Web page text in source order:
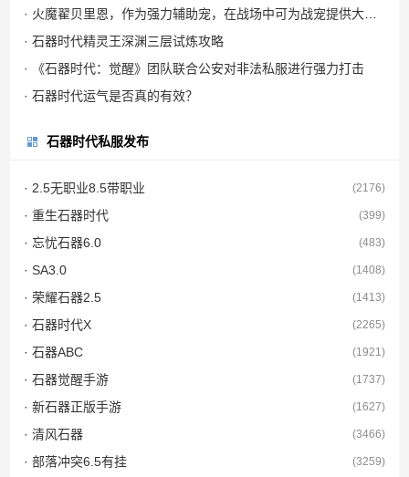
· 石器时代精灵王深渊三层试炼攻略
· 《石器时代：觉醒》团队联合公安对非法私服进行强力打击
· 石器时代运气是否真的有效？
石器时代私服发布
· 2.5无职业8.5带职业 (2176)
· 重生石器时代 (399)
· 忘忧石器6.0 (483)
· SA3.0 (1408)
· 荣耀石器2.5 (1413)
· 石器时代X (2265)
· 石器ABC (1921)
· 石器觉醒手游 (1737)
· 新石器正版手游 (1627)
· 清风石器 (3466)
· 部落冲突6.5有挂 (3259)